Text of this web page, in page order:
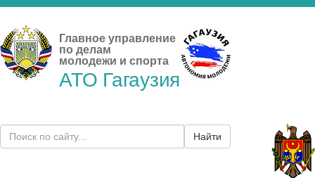
Главное управление
по делам
молодежи и спорта
АТО Гагаузия
Найти